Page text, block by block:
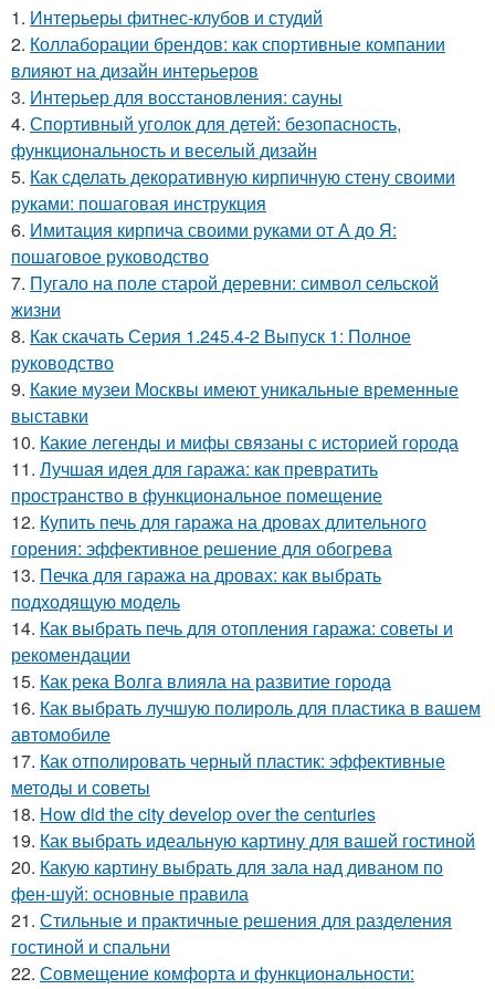
1. Интерьеры фитнес-клубов и студий
2. Коллаборации брендов: как спортивные компании
влияют на дизайн интерьеров
3. Интерьер для восстановления: сауны
4. Спортивный уголок для детей: безопасность,
функциональность и веселый дизайн
5. Как сделать декоративную кирпичную стену своими
руками: пошаговая инструкция
6. Имитация кирпича своими руками от А до Я:
пошаговое руководство
7. Пугало на поле старой деревни: символ сельской
жизни
8. Как скачать Серия 1.245.4-2 Выпуск 1: Полное
руководство
9. Какие музеи Москвы имеют уникальные временные
выставки
10. Какие легенды и мифы связаны с историей города
11. Лучшая идея для гаража: как превратить
пространство в функциональное помещение
12. Купить печь для гаража на дровах длительного
горения: эффективное решение для обогрева
13. Печка для гаража на дровах: как выбрать
подходящую модель
14. Как выбрать печь для отопления гаража: советы и
рекомендации
15. Как река Волга влияла на развитие города
16. Как выбрать лучшую полироль для пластика в вашем
автомобиле
17. Как отполировать черный пластик: эффективные
методы и советы
18. How did the city develop over the centuries
19. Как выбрать идеальную картину для вашей гостиной
20. Какую картину выбрать для зала над диваном по
фен-шуй: основные правила
21. Стильные и практичные решения для разделения
гостиной и спальни
22. Совмещение комфорта и функциональности: